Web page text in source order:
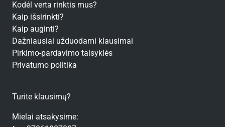
Kodėl verta rinktis mus?
Kaip išsirinkti?
Kaip auginti?
Dažniausiai užduodami klausimai
Pirkimo-pardavimo taisyklės
Privatumo politika
Turite klausimų?
Mielai atsakysime: